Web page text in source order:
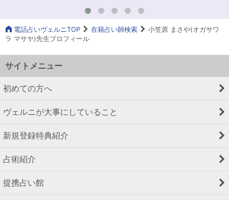
電話占いヴェルニTOP 在籍占い師検索
小笠原 まさや(オガサワ
ラ マサヤ)先生プロフィール
サイトメニュー
初めての方へ
ヴェルニが大事にしていること
新規登録特典紹介
占術紹介
提携占い館